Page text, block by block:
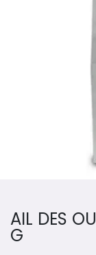
AIL DES
G